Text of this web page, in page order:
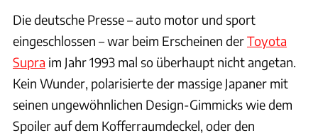
Die deutsche Presse – auto motor und sport
eingeschlossen – war beim Erscheinen derToyota
Supra im Jahr 1993 mal so überhaupt nicht angetan.
Kein Wunder, polarisierte der massige Japaner mit
seinen ungewöhnlichen Design-Gimmicks wie dem
Spoiler auf dem Kofferraumdeckel, oder den